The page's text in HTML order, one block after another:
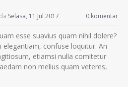
Selasa, 11 Jul 2017 0 komentar
esse suavius quam nihil dolere?
elegantiam, confuse loquitur. An
etiamsi nulla comitetur
non melius quam veteres,